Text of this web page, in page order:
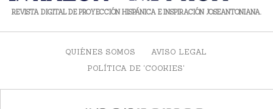
REVISTA DIGITAL DE PROYECCIÓN HISPÁNICA E INSPIRACIÓN JOSEANTONIANA.
QUIÉNES SOMOS
AVISO LEGAL
POLÍTICA DE 'COOKIES'